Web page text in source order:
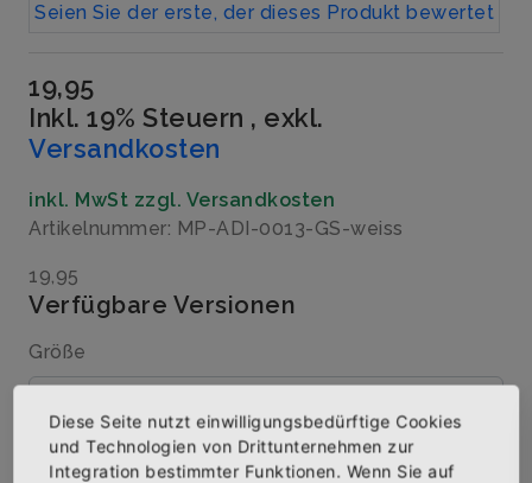
Seien Sie der erste, der dieses Produkt bewertet
19,95
Inkl. 19% Steuern , exkl.
Versandkosten
inkl. MwSt zzgl. Versandkosten
Artikelnummer: MP-ADI-0013-GS-weiss
19,95
Verfügbare Versionen
Größe
Menge
Diese Seite nutzt einwilligungsbedürftige Cookies
und Technologien von Drittunternehmen zur
Integration bestimmter Funktionen. Wenn Sie auf